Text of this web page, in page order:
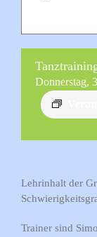
Donnerstag,
Lehrinhalt der
Trainer sind